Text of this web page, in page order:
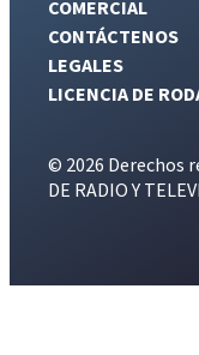
COMERCIAL
CONTÁCTENOS
LEGALES
LICENCIA DE
© 2026 Derechos
DE RADIO Y